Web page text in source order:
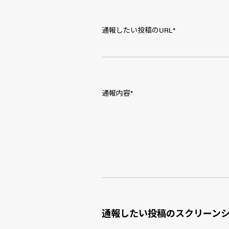
通報したい投稿のURL*
通報内容*
通報したい投稿のスクリーン